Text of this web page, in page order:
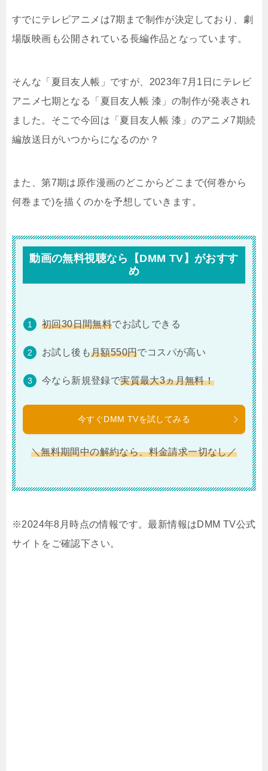
すでにテレビアニメは7期まで制作が決定しており、劇
場版映画も公開されている長編作品となっています。
そんな「夏目友人帳」ですが、2023年7月1日にテレビ
アニメ七期となる「夏目友人帳 漆」の制作が発表され
ました。そこで今回は「夏目友人帳 漆」のアニメ7期続
編放送日がいつからになるのか？
また、第7期は原作漫画のどこからどこまで(何巻から
何巻まで)を描くのかを予想していきます。
動画の無料視聴なら【DMM TV】がおすす
め
初回30日間無料でお試しできる
お試し後も月額550円でコスパが高い
今なら新規登録で実質最大3ヵ月無料！
今すぐDMM TVを試してみる
＼無料期間中の解約なら、料金請求一切なし／
※2024年8月時点の情報です。最新情報はDMM TV公式
サイトをご確認下さい。